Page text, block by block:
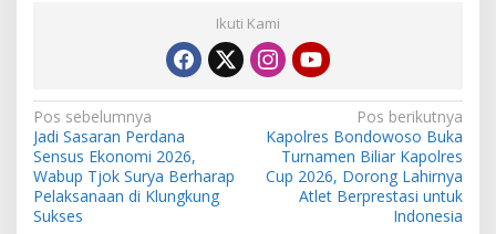
Ikuti Kami
N
a
v
i
Pos sebelumnya
Jadi Sasaran Perdana
Sensus Ekonomi 2026,
Wabup Tjok Surya Berharap
Pelaksanaan di Klungkung
Sukses
Pos berikutnya
Kapolres Bondowoso Buka
Turnamen Biliar Kapolres
Cup 2026, Dorong Lahirnya
Atlet Berprestasi untuk
Indonesia